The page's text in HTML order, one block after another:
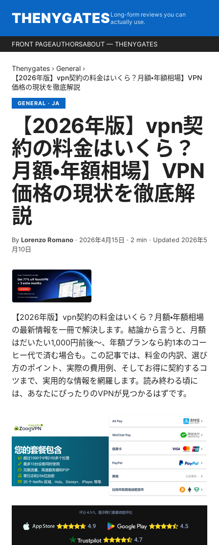
THENYGATES Long-form reviews you can
actually use.
FRONT PAGEAUTHORSABOUT — THENYGATES
Thenygates › General ›
【2026年版】vpn契約の料金はいくら？月額・年額相場】VPN
価格の現状を徹底解説
GENERAL · JA
【2026年版】vpn契
約の料金はいくら？
月額・年額相場】VPN
価格の現状を徹底解
説
By Lorenzo Romano · 2026年4月15日 · 2 min · Updated 2026年5
月10日
【2026年版】vpn契約の料金はいくら？月額・年額相場
の最新情報を一冊で解決します。結論から言うと、月額
はだいたい1,000円前後〜、年額プランなら約1本のコー
ヒー代で済む場合も。この記事では、料金の内訳、選び
方のポイント、実際の費用例、そしてお得に契約するコ
ツまで、実用的な情報を網羅します。読み終わる頃に
は、あなたにぴったりのVPNが見つかるはずです。